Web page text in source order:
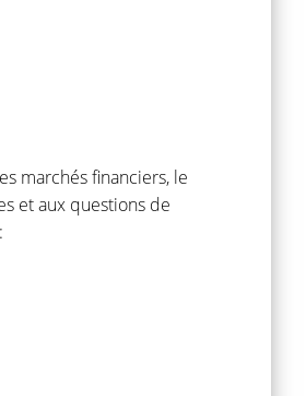
marchés financiers, le
et aux questions de